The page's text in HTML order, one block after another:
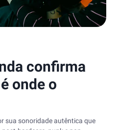
confirma
onde o
sua sonoridade autêntica que